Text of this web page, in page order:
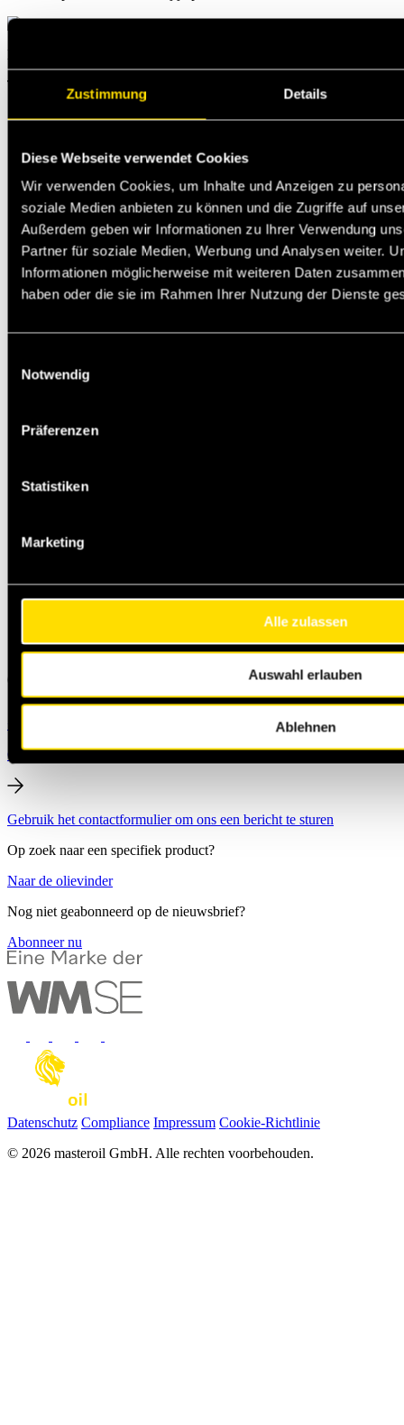
Zustimmung Details
Diese Webseite verwendet Cookies
Wir verwenden Cookies, um Inhalte und Anzeigen zu
soziale Medien anbieten zu können und die Zugriffe auf
Außerdem geben wir Informationen zu Ihrer Verwendung
Partner für soziale Medien, Werbung und Analysen weiter.
Informationen möglicherweise mit weiteren Daten
haben oder die sie im Rahmen Ihrer Nutzung der Dienste
Notwendig
Präferenzen
Statistiken
Marketing
Alle zulassen
Auswahl erlauben
Ablehnen
Michael Jann
Technischer Support
Michael.Jann@masteroil.com
Contactformulier
Gebruik het contactformulier om ons een bericht te sturen
Op zoek naar een specifiek product?
Naar de olievinder
Nog niet geabonneerd op de nieuwsbrief?
Abonneer nu
Datenschutz Compliance Impressum Cookie-Richtlinie
© 2026 masteroil GmbH. Alle rechten voorbehouden.